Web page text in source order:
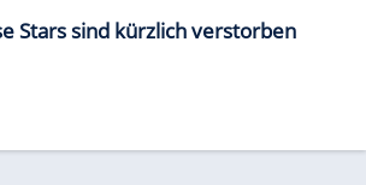
Stars sind kürzlich verstorben